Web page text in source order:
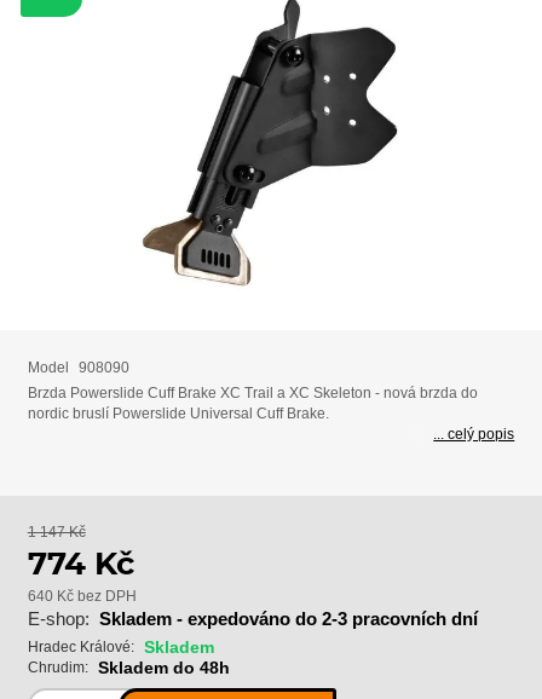
Model
908090
Brzda Powerslide Cuff Brake XC Trail a XC Skeleton - nová brzda do
nordic bruslí Powerslide Universal Cuff Brake.
... celý popis
1 147 Kč
774 Kč
640 Kč bez DPH
E-shop: Skladem - expedováno do 2-3 pracovních dní
Hradec Králové: Skladem
Chrudim: Skladem do 48h